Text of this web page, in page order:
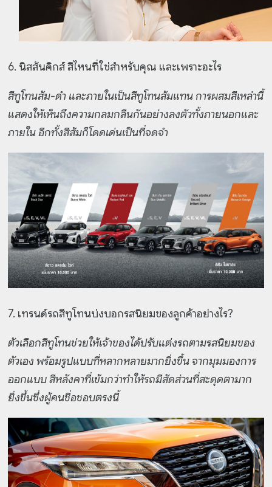
6. นิสสันคิกส์ สีไหนที่ใช่สำหรับคุณ และเพราะอะไร
สีทูโทนส้ม-ดำ และภายในเป็นสีทูโทนส้มแทน การผสมสีเหล่านี้
แสดงให้เห็นถึงความกลมกลืนกันอย่างลงตัวทั้งภายนอกและ
ภายใน อีกทั้งสีส้มก็โดดเด่นเป็นที่จดจำ
7. เทรนด์รถสีทูโทนบ่งบอกรสนิยมของลูกค้าอย่างไร?
ตัวเลือกสีทูโทนช่วยให้เจ้าของได้ปรับแต่งรถตามรสนิยมของ
ตัวเอง พร้อมรูปแบบที่หลากหลายมากยิ่งขึ้น จากมุมมองการ
ออกแบบ สีหลังคาที่เข้มกว่าทำให้รถมีสัดส่วนที่สะดุดตามาก
ยิ่งขึ้นซึ่งผู้คนชื่อชอบตรงนี้